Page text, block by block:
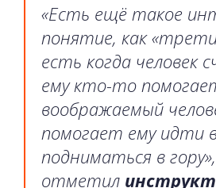
«Есть ещё такое
понятие, как
есть когда человек
ему кто-то
воображаемый
помогает ему идти
подниматься в
отметил